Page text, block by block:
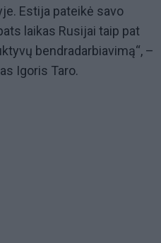
Estija pateikė savo
laikas Rusijai taip pat
bendradarbiavimą“, –
Igoris Taro.